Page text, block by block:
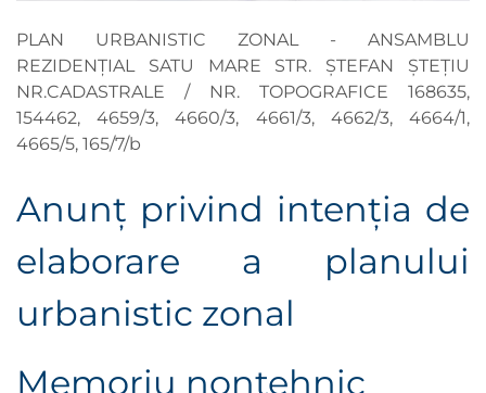
PLAN URBANISTIC ZONAL - ANSAMBLU
REZIDENȚIAL SATU MARE STR. ȘTEFAN ȘTEȚIU
NR.CADASTRALE / NR. TOPOGRAFICE 168635,
154462, 4659/3, 4660/3, 4661/3, 4662/3, 4664/1,
4665/5, 165/7/b
Anunţ privind intenţia de
elaborare a planului
urbanistic zonal
Memoriu nontehnic